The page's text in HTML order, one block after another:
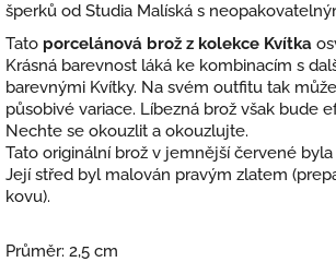
šperků od Studia Malíská s
Tato porcelánová brož z kolekce Kvítka
Krásná barevnost láká ke kombinacím s
barevnými Kvítky. Na svém outfitu tak
působivé variace. Líbezná brož však bude
Nechte se okouzlit a okouzlujte.
Tato originální brož v jemnější červené
Její střed byl malován pravým zlatem
kovu).
Průměr: 2,5 cm